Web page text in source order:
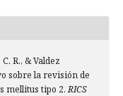
R., & Valdez
sobre la revisión de
mellitus tipo 2.RICS